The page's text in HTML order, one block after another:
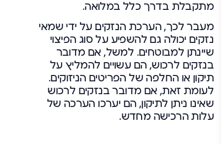
מתקבלת בדרך כלל במלואה.
מעבר לכך, הערכת הנזקים על ידי שמאי
נזקים יכולה גם להשפיע על סוג הפיצוי
שיינתן למבוטחים. למשל, אם מדובר
בנזקים לרכוש, הם עשויים להמליץ על
תיקון או החלפה של הפריטים הניזוקים.
לעומת זאת, אם מדובר בנזקים לרכוש
שאינו ניתן לתיקון, הם יערכו הערכה של
עלות הרכישה מחדש.